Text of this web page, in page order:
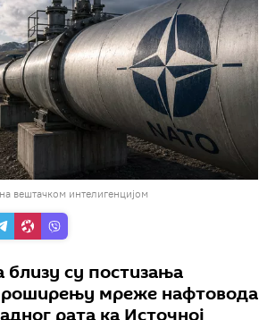
вештачком интелигенцијом
су постизања
мреже нафтовода